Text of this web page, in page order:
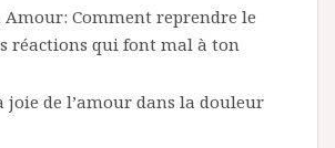
Amour: Comment reprendre le
réactions qui font mal à ton
joie de l’amour dans la douleur